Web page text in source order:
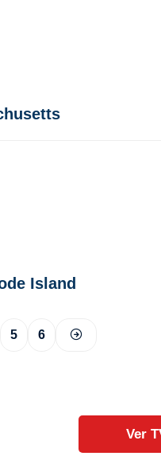
Island
5 6
Ver